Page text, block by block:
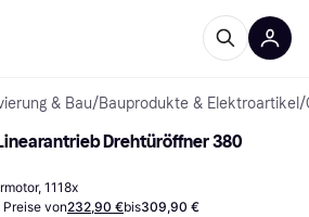
& Bau/Bauprodukte & Elektroartikel /
Drehtüröffner 380
1118x
von232,90 €bis309,90 €